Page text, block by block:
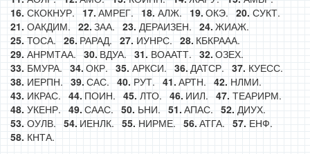
СКОКНУР.
АМРЕГ. АЛЖ. ОКЭ.
СУКТ.
ОАКДИМ.
ЗАА. ДЕРАИЗЕН.
ЖИАЖ.
ТОСА.
РАРАД. ИУНРС.
КБКРААА.
АНРМТАА.
ВДУА. ВОААТТ.
ОЗЕХ.
БМУРА.
ОКР. АРКСИ. ДАТСР.
КУЕСС.
ИЕРПН.
САС. РУТ. АРТН.
НЛМИ.
ИКРАС.
ПОИН. ЛТО. ИИЛ.
ТЕАРИРМ.
УКЕНР.
СААС. ЬНИ. АПАС.
ДИУХ.
ОУЛВ.
ИЕНЛК. НИРМЕ. АТГА.
ЕНФ.
КНТА.